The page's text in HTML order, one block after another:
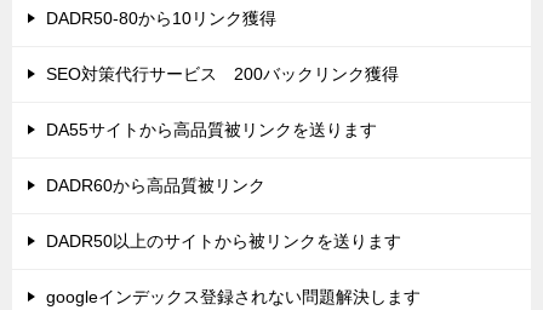
DADR50-80から10リンク獲得
SEO対策代行サービス 200バックリンク獲得
DA55サイトから高品質被リンクを送ります
DADR60から高品質被リンク
DADR50以上のサイトから被リンクを送ります
googleインデックス登録されない問題解決します